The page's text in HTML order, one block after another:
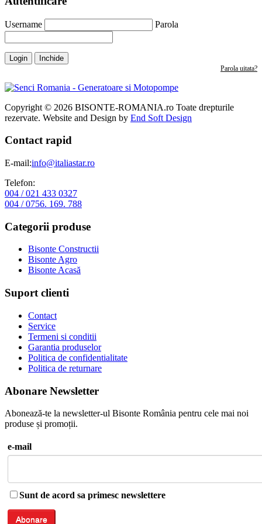
Username Parola
Login Inchide
Parola uitata?
Copyright © 2026 BISONTE-ROMANIA.ro Toate drepturile
rezervate. Website and Design by End Soft Design
Contact rapid
E-mail:info@italiastar.ro
Telefon:
004 / 021 433 0327
004 / 0756. 169. 788
Categorii produse
Bisonte Constructii
Bisonte Agro
Bisonte Acasă
Suport clienti
Contact
Service
Termeni si conditii
Garantia produselor
Politica de confidentialitate
Politica de returnare
Abonare Newsletter
Abonează-te la newsletter-ul Bisonte România pentru cele mai noi
produse și promoții.
e-mail
Sunt de acord sa primesc newslettere